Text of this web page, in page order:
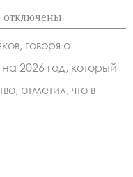
к
записи
Минтруда
РФ
Котяков
рассказал
о
отключены
говоря о
2026 год, который
отметил, что в